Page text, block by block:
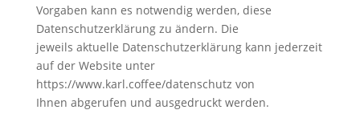
Vorgaben kann es notwendig werden, diese
Datenschutzerklärung zu ändern. Die
jeweils aktuelle Datenschutzerklärung kann jederzeit
auf der Website unter
https://www.karl.coffee/datenschutz von
Ihnen abgerufen und ausgedruckt werden.